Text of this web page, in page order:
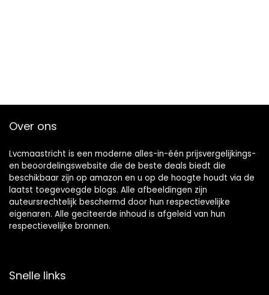
Over ons
Lvcmaastricht is een moderne alles-in-één prijsvergelijkings-
en beoordelingswebsite die de beste deals biedt die
beschikbaar zijn op amazon en u op de hoogte houdt via de
laatst toegevoegde blogs. Alle afbeeldingen zijn
auteursrechtelijk beschermd door hun respectievelijke
eigenaren. Alle geciteerde inhoud is afgeleid van hun
respectievelijke bronnen.
Snelle links